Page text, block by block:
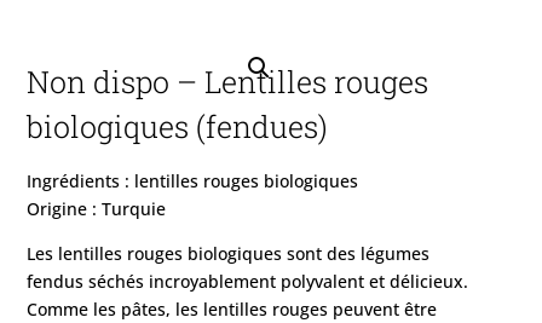
Non dispo – Lentilles rouges
biologiques (fendues)
Ingrédients : lentilles rouges biologiques
Origine : Turquie
Les lentilles rouges biologiques sont des légumes
fendus séchés incroyablement polyvalent et délicieux.
Comme les pâtes, les lentilles rouges peuvent être